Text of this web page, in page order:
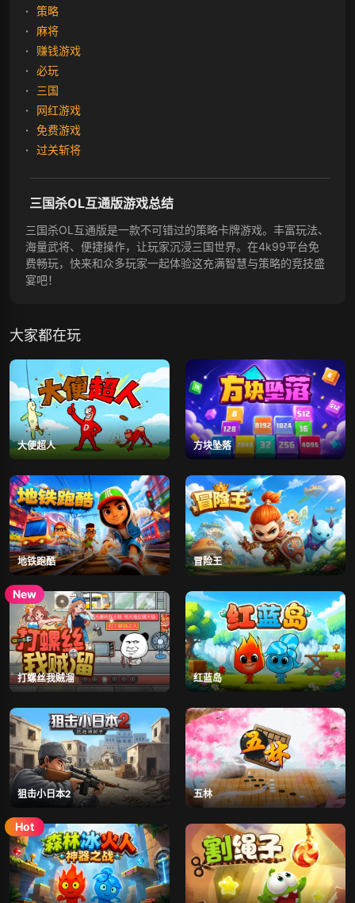
策略
麻将
赚钱游戏
必玩
三国
网红游戏
免费游戏
过关斩将
三国杀OL互通版游戏总结
三国杀OL互通版是一款不可错过的策略卡牌游戏。丰富玩法、
海量武将、便捷操作，让玩家沉浸三国世界。在4k99平台免
费畅玩，快来和众多玩家一起体验这充满智慧与策略的竞技盛
宴吧！
大家都在玩
大便超人 方块坠落
地铁跑酷 冒险王
打螺丝我贼溜 红蓝岛
狙击小日本2 五林